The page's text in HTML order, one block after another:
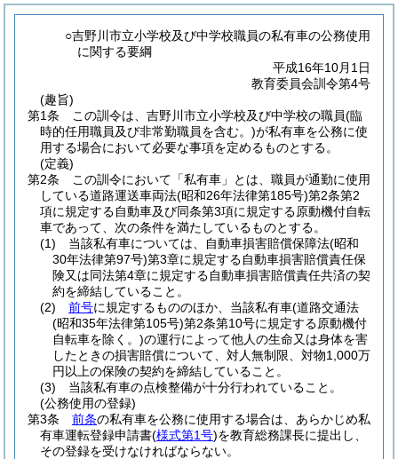
○吉野川市立小学校及び中学校職員の私有車の公務使用
に関する要綱
平成16年10月1日
教育委員会訓令第4号
(趣旨)
第1条
この訓令は、吉野川市立小学校及び中学校の職員(臨
時的任用職員及び非常勤職員を含む。)が私有車を公務に使
用する場合において必要な事項を定めるものとする。
(定義)
第2条
この訓令において「私有車」とは、職員が通勤に使用
している道路運送車両法(昭和26年法律第185号)第2条第2
項に規定する自動車及び同条第3項に規定する原動機付自転
車であって、次の条件を満たしているものとする。
(1)
当該私有車については、自動車損害賠償保障法(昭和
30年法律第97号)第3章に規定する自動車損害賠償責任保
険又は同法第4章に規定する自動車損害賠償責任共済の契
約を締結していること。
(2)
前号に規定するもののほか、当該私有車(道路交通法
(昭和35年法律第105号)第2条第10号に規定する原動機付
自転車を除く。)の運行によって他人の生命又は身体を害
したときの損害賠償について、対人無制限、対物1,000万
円以上の保険の契約を締結していること。
(3)
当該私有車の点検整備が十分行われていること。
(公務使用の登録)
第3条
前条の私有車を公務に使用する場合は、あらかじめ私
有車運転登録申請書(様式第1号)を教育総務課長に提出し、
その登録を受けなければならない。